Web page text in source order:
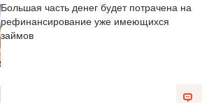
Большая часть денег будет потрачена на
рефинансирование уже имеющихся
займов